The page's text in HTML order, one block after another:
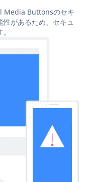
Media Buttonsのセキ
性があるため、セキュ